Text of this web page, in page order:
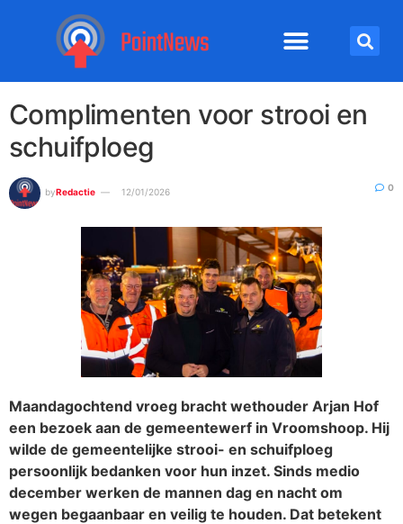
Complimenten voor strooi en
schuifploeg
byRedactie 12/01/2026 0
Maandagochtend vroeg bracht wethouder Arjan Hof
een bezoek aan de gemeentewerf in Vroomshoop. Hij
wilde de gemeentelijke strooi- en schuifploeg
persoonlijk bedanken voor hun inzet. Sinds medio
december werken de mannen dag en nacht om
wegen begaanbaar en veilig te houden. Dat betekent